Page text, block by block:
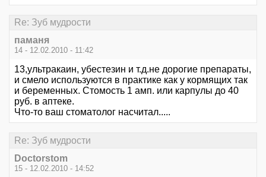
Re: Зуб мудрости
паманя
14 - 12.02.2010 - 11:42
13,ультракаин, убестезин и т.д.не дорогие препараты,
и смело используются в практике как у кормящих так
и беременных. Стомость 1 амп. или карпулы до 40
руб. в аптеке.
Что-то ваш стоматолог насчитал.....
Re: Зуб мудрости
Doctorstom
15 - 12.02.2010 - 14:52